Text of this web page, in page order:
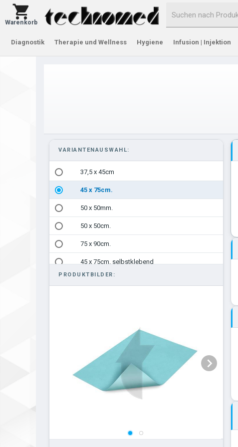
Warenkorb
Diagnostik Therapie und Wellness Hygiene Infusion | Injektion
VARIANTENAUSWAHL:
37,5 x 45cm
45 x 75cm.
50 x 50mm.
50 x 50cm.
75 x 90cm.
45 x 75cm. selbstklebend
PRODUKTBILDER: